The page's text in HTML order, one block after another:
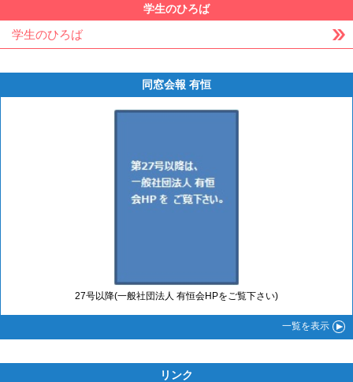
学生のひろば
学生のひろば
同窓会報 有恒
27号以降(一般社団法人 有恒会HPをご覧下さい)
一覧を表示
リンク